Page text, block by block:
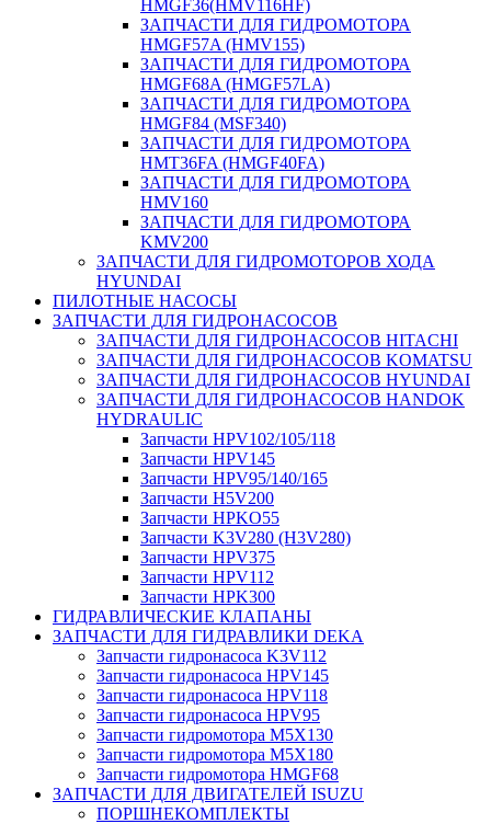
HMGF36(HMV116HF)
ЗАПЧАСТИ ДЛЯ ГИДРОМОТОРА
HMGF57A (HMV155)
ЗАПЧАСТИ ДЛЯ ГИДРОМОТОРА
HMGF68A (HMGF57LA)
ЗАПЧАСТИ ДЛЯ ГИДРОМОТОРА
HMGF84 (MSF340)
ЗАПЧАСТИ ДЛЯ ГИДРОМОТОРА
HMT36FA (HMGF40FA)
ЗАПЧАСТИ ДЛЯ ГИДРОМОТОРА
HMV160
ЗАПЧАСТИ ДЛЯ ГИДРОМОТОРА
KMV200
ЗАПЧАСТИ ДЛЯ ГИДРОМОТОРОВ ХОДА
HYUNDAI
ПИЛОТНЫЕ НАСОСЫ
ЗАПЧАСТИ ДЛЯ ГИДРОНАСОСОВ
ЗАПЧАСТИ ДЛЯ ГИДРОНАСОСОВ HITACHI
ЗАПЧАСТИ ДЛЯ ГИДРОНАСОСОВ KOMATSU
ЗАПЧАСТИ ДЛЯ ГИДРОНАСОСОВ HYUNDAI
ЗАПЧАСТИ ДЛЯ ГИДРОНАСОСОВ HANDOK
HYDRAULIC
Запчасти HPV102/105/118
Запчасти HPV145
Запчасти HPV95/140/165
Запчасти H5V200
Запчасти HPKO55
Запчасти K3V280 (H3V280)
Запчасти HPV375
Запчасти HPV112
Запчасти HPK300
ГИДРАВЛИЧЕСКИЕ КЛАПАНЫ
ЗАПЧАСТИ ДЛЯ ГИДРАВЛИКИ DEKA
Запчасти гидронасоса K3V112
Запчасти гидронасоса HPV145
Запчасти гидронасоса HPV118
Запчасти гидронасоса HPV95
Запчасти гидромотора M5X130
Запчасти гидромотора M5X180
Запчасти гидромотора HMGF68
ЗАПЧАСТИ ДЛЯ ДВИГАТЕЛЕЙ ISUZU
ПОРШНЕКОМПЛЕКТЫ